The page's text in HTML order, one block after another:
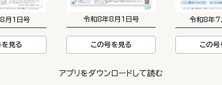
月1日号
を見る
令和8年8月1日号
この号を見る
令和8年7
この号
アプリをダウンロードして読む